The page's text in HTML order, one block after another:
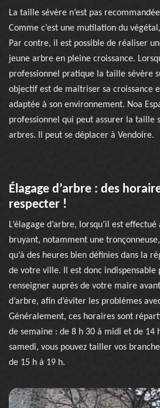
La taille sévère n’est pas
Comme c’est une mutilation du
Par contre, il est possible de réaliser
jeune arbre en pleine croissance.
professionnel pratique la taille sévère
objectif est de maîtriser sa croissance
adaptée à son environnement. Noa
professionnel qui peut assurer la taille
arbres. Il peut se déplacer à Vendoire.
Élagage d’arbre : des
respecter !
L’élagage d’arbre, lorsqu’il est
bruyant, notamment une
qu’à des heures bien définies dans la
de votre ville. Il est donc indispensable
renseigner auprès de votre maire
d’arbre, afin d’éviter les problèmes
Généralement, ces horaires sont
de semaine : de 8 h 30 à midi et de 14
samedi, vous pouvez tailler vos
de 15 h à 19 h.